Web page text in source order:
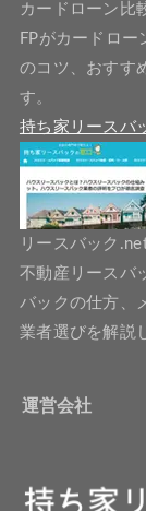
カードローン比
FPがカードロ
のコツ、おすす
す。
持ち家リースバ
リースバック
不動産リースバ
バックの仕方、
業者選びを解説
運営会社